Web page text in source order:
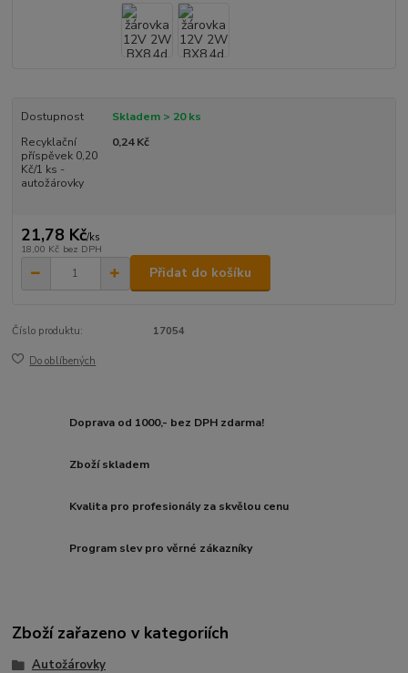
Dostupnost
Skladem > 20 ks
Recyklační
příspěvek 0,20
Kč/1 ks -
autožárovky
0,24 Kč
21,78 Kč/ks
18,00 Kč bez DPH
Přidat do košíku
Číslo produktu: 17054
Do oblíbených
Doprava od 1000,- bez DPH zdarma!
Zboží skladem
Kvalita pro profesionály za skvělou cenu
Program slev pro věrné zákazníky
Zboží zařazeno v kategoriích
Autožárovky